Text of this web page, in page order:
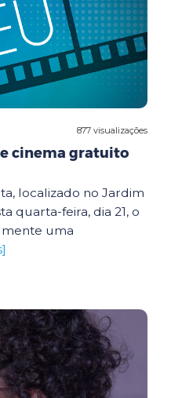
877 visualizações
cinema gratuito
localizado no Jardim
quarta-feira, dia 21, o
uma